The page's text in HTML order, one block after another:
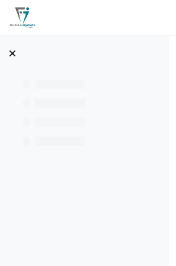
Salta al contenido principal